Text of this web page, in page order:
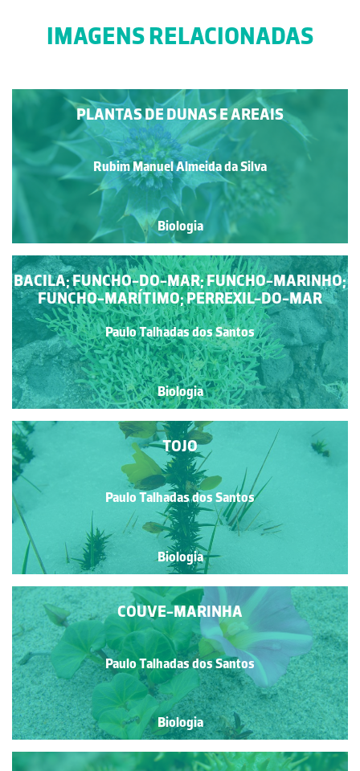
IMAGENS RELACIONADAS
PLANTAS DE DUNAS E AREAIS
Rubim Manuel Almeida da Silva
Biologia
BACILA; FUNCHO-DO-MAR; FUNCHO-MARINHO;
FUNCHO-MARÍTIMO; PERREXIL-DO-MAR
Paulo Talhadas dos Santos
Biologia
TOJO
Paulo Talhadas dos Santos
Biologia
COUVE-MARINHA
Paulo Talhadas dos Santos
Biologia